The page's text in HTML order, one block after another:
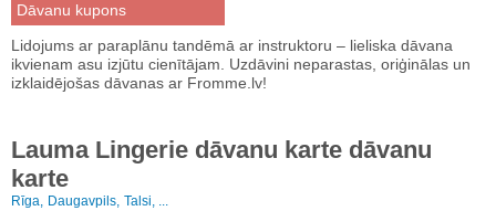
Dāvanu kupons
Lidojums ar paraplānu tandēmā ar instruktoru – lieliska dāvana
ikvienam asu izjūtu cienītājam. Uzdāvini neparastas, oriģinālas un
izklaidējošas dāvanas ar Fromme.lv!
Lauma Lingerie dāvanu karte dāvanu
karte
Rīga, Daugavpils, Talsi, ...